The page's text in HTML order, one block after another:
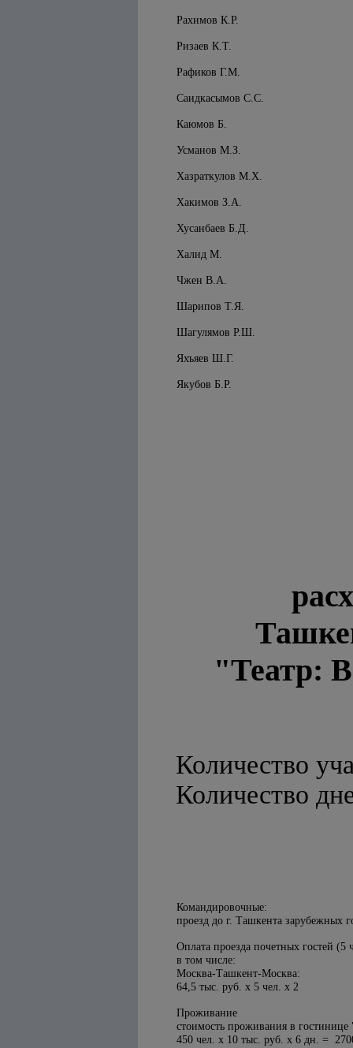
Рахимов К.Р.
Ризаев К.Т.
Рафиков Г.М.
Саидкасымов С.С.
Каюмов Б.
Усманов М.З.
Хазраткулов М.Х.
Хакимов З.А.
Хусанбаев Б.Д.
Халид М.
Чжен В.А.
Шарипов Т.Я.
Шагулямов Р.Ш.
Яхъяев Ш.Г.
Якубов Б.Р.
"Театр:
Количество
Количество
Командировочные:
проезд до г. Ташкента зарубежных
Оплата проезда почетных гостей (5
в том числе:
Москва-Ташкент-Москва:
64,5 тыс. руб. х 5 чел. х 2
Проживание
стоимость проживания в гостинице
450 чел. х 10 тыс. руб. х 6 дн. =